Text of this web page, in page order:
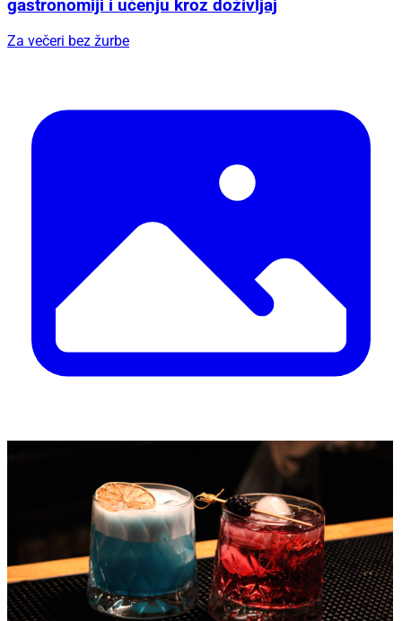
gastronomiji i učenju kroz doživljaj
Za večeri bez žurbe